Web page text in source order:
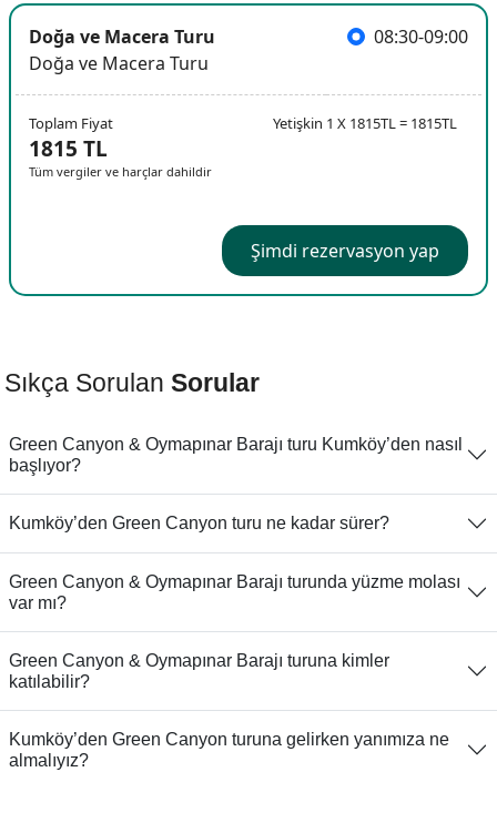
Doğa ve Macera Turu
Doğa ve Macera Turu
08:30-09:00
Toplam Fiyat
1815 TL
Tüm vergiler ve harçlar dahildir
Yetişkin 1 X 1815TL = 1815TL
Şimdi rezervasyon yap
Sıkça Sorulan Sorular
Green Canyon & Oymapınar Barajı turu Kumköy’den nasıl
başlıyor?
Kumköy’den Green Canyon turu ne kadar sürer?
Green Canyon & Oymapınar Barajı turunda yüzme molası
var mı?
Green Canyon & Oymapınar Barajı turuna kimler
katılabilir?
Kumköy’den Green Canyon turuna gelirken yanımıza ne
almalıyız?